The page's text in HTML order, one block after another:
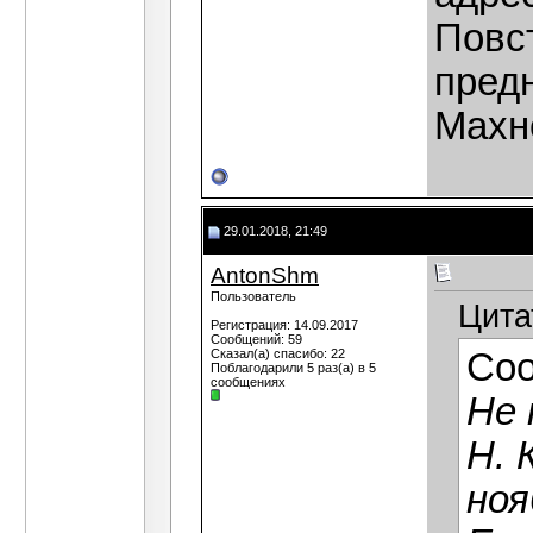
29.01.2018, 21:49
AntonShm
Пользователь
Регистрация: 14.09.2017
Сообщений: 59
Сказал(а) спасибо: 22
Поблагодарили 5 раз(а) в 5
сообщениях
Не
Н.